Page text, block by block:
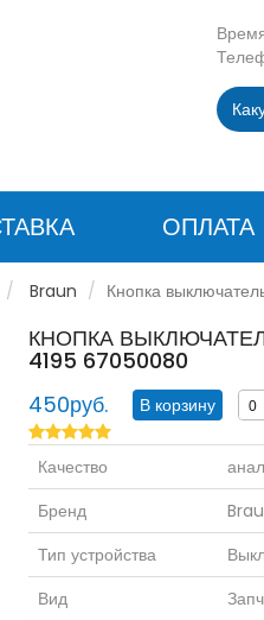
ОПЛАТА
Braun Кнопка
КНОПКА
4195 67050080
450руб.
Качество
Бренд
Тип устройства
Вид